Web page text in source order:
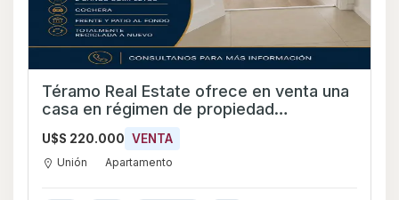
Téramo Real Estate ofrece en venta una
casa en régimen de propiedad
horizontal, ubicada en el barrio La Unión,
sobre la calle Dionisio López y a pocos
metros de Av. Italia.
U$S 220.000 VENTA
Unión Apartamento